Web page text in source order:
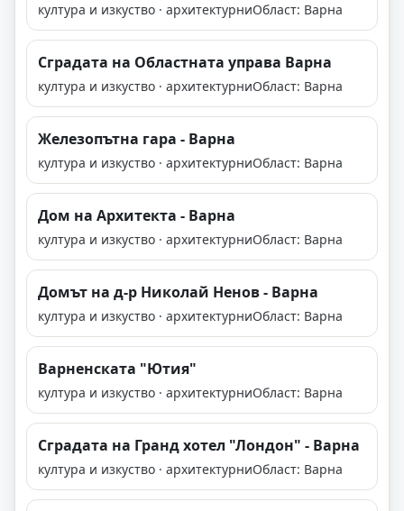
култура и изкуство · архитектурниОбласт: Варна
Сградата на Областната управа Варна
култура и изкуство · архитектурниОбласт: Варна
Железопътна гара - Варна
култура и изкуство · архитектурниОбласт: Варна
Дом на Архитекта - Варна
култура и изкуство · архитектурниОбласт: Варна
Домът на д-р Николай Ненов - Варна
култура и изкуство · архитектурниОбласт: Варна
Варненската "Ютия"
култура и изкуство · архитектурниОбласт: Варна
Сградата на Гранд хотел "Лондон" - Варна
култура и изкуство · архитектурниОбласт: Варна